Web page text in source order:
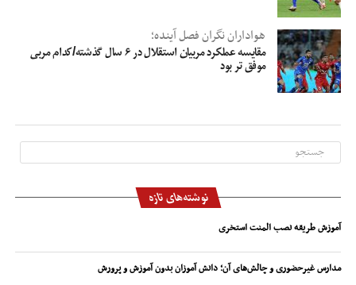
هواداران نگران فصل آینده؛
مقایسه عملکرد مربیان استقلال در ۶ سال گذشته/کدام مربی
موفق تر بود
نوشته‌های تازه
آموزش طریقه نصب المنت استخری
مدارس غیرحضوری و چالش‌های آن؛ دانش آموزان بدون آموزش و پرورش